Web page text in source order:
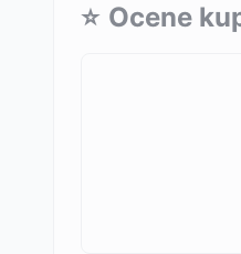
⭐ Ocene